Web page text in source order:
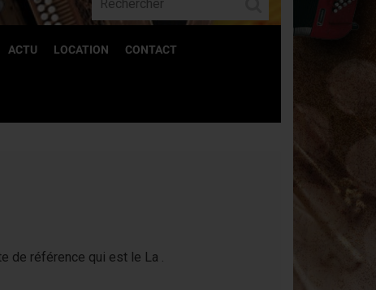
ACTU LOCATION CONTACT
de référence qui est le La .